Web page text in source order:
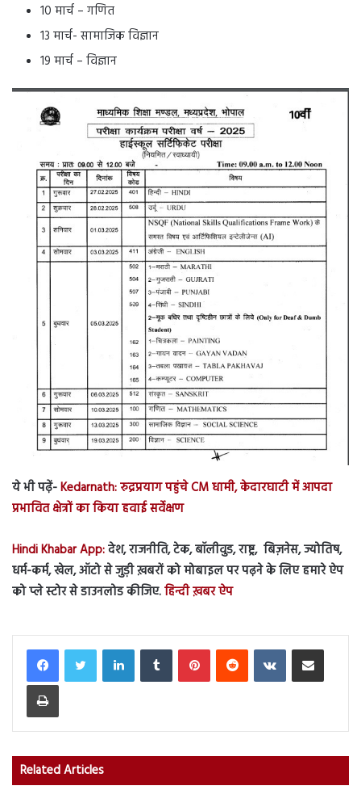
10 मार्च – गणित
13 मार्च- सामाजिक विज्ञान
19 मार्च – विज्ञान
ये भी पढ़ें-Kedarnath: रुद्रप्रयाग पहुंचे CM धामी, केदारघाटी में आपदा
प्रभावित क्षेत्रों का किया हवाई सर्वेक्षण
Hindi Khabar App:देश, राजनीति, टेक, बॉलीवुड, राष्ट्र, बिज़नेस, ज्योतिष,
धर्म-कर्म, खेल, ऑटो से जुड़ी ख़बरों को मोबाइल पर पढ़ने के लिए हमारे ऐप
को प्ले स्टोर से डाउनलोड कीजिए.हिन्दी ख़बर ऐप
LinkedInTumblr PinterestReddit VKontakteShare via Email
Print
Related Articles